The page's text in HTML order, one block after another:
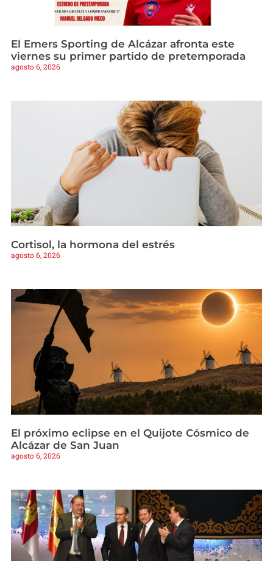
El Emers Sporting de Alcázar afronta este
viernes su primer partido de pretemporada
agosto 6, 2026
Cortisol, la hormona del estrés
agosto 6, 2026
El próximo eclipse en el Quijote Cósmico de
Alcázar de San Juan
agosto 6, 2026